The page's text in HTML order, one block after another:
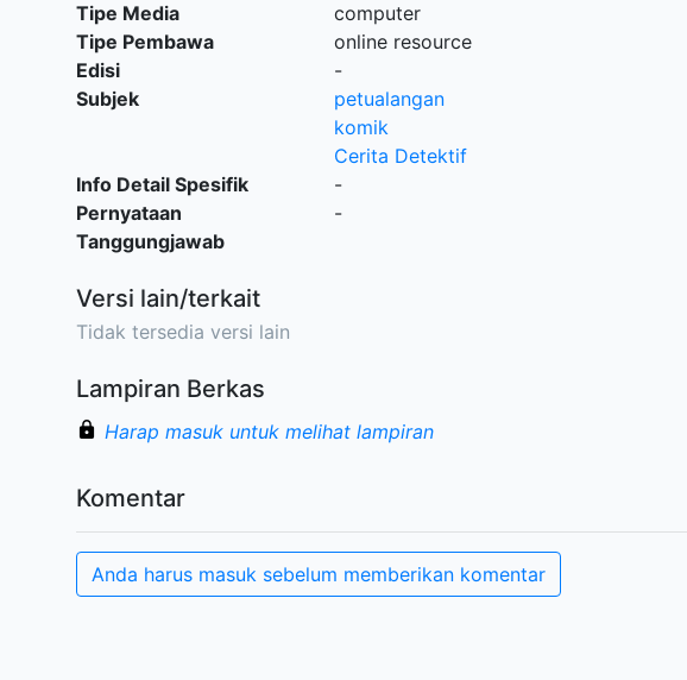
Tipe Media
computer
Tipe Pembawa
online resource
Edisi
-
Subjek
petualangan
komik
Cerita Detektif
Info Detail Spesifik
-
Pernyataan
Tanggungjawab
-
Versi lain/terkait
Tidak tersedia versi lain
Lampiran Berkas
Harap masuk untuk melihat lampiran
Komentar
Anda harus masuk sebelum memberikan komentar